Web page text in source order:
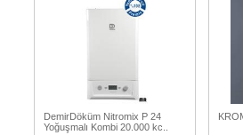
DemirDöküm Nitromix P 24
Yoğuşmalı Kombi 20.000 kc..